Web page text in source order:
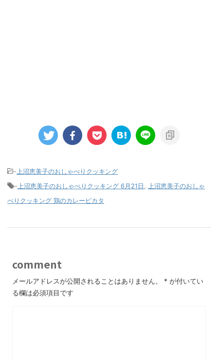
- 上沼恵美子のおしゃべりクッキング
- 上沼恵美子のおしゃべりクッキング 6月21日
上沼恵美子のおしゃ
べりクッキング 鶏のカレーピカタ
comment
メールアドレスが公開されることはありません。 * が付いてい
る欄は必須項目です